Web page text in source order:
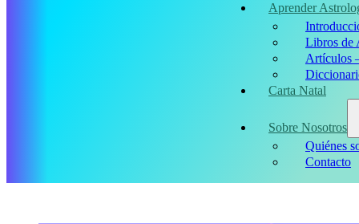
Aprender
Libros de
Artículos
Carta Natal
Sobre Nosotros
Quiénes
Contacto